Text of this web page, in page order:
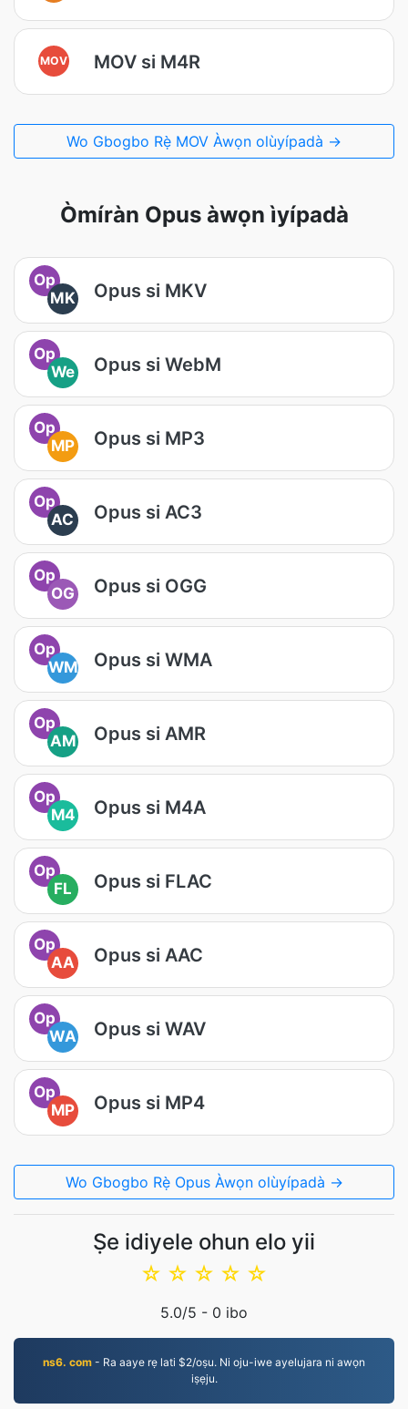
MOV MOV si M4R
Wo Gbogbo Rẹ̀ MOV Àwọn olùyípadà →
Òmíràn Opus àwọn ìyípadà
Op
MK
Opus si MKV
Op
We
Opus si WebM
Op
MP
Opus si MP3
Op
AC
Opus si AC3
Op
OG
Opus si OGG
Op
WM
Opus si WMA
Op
AM
Opus si AMR
Op
M4
Opus si M4A
Op
FL
Opus si FLAC
Op
AA
Opus si AAC
Op
WA
Opus si WAV
Op
MP
Opus si MP4
Wo Gbogbo Rẹ̀ Opus Àwọn olùyípadà →
Ṣe idiyele ohun elo yii
☆
☆
☆
☆
☆
5.0/5 - 0 ibo
ns6. com - Ra aaye rẹ lati $2/oṣu. Ni oju-iwe ayelujara ni awọn
iṣẹju.